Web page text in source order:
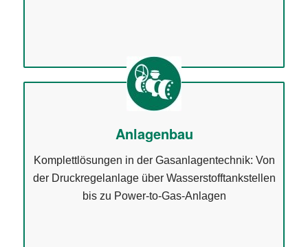
Anlagenbau
Komplettlösungen in der Gasanlagentechnik: Von
der Druckregelanlage über Wasserstofftankstellen
bis zu Power-to-Gas-Anlagen